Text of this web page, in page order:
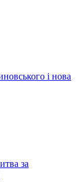
і нова
за